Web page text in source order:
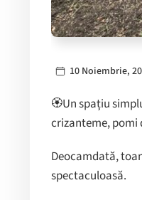
10 Noiembrie,
🏵Un spațiu
crizanteme, pomi
Deocamdată,
spectaculoasă.